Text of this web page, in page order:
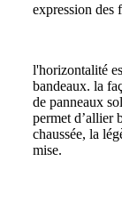
expression des
l'horizontalité
bandeaux. la
de panneaux
permet d’allier
chaussée, la
mise.